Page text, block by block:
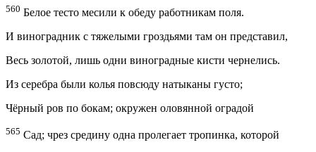
560 Белое тесто месили к обеду работникам поля.
И виноградник с тяжелыми гроздьями там он представил,
Весь золотой, лишь одни виноградные кисти чернелись.
Из серебра были колья повсюду натыканы густо;
Чёрный ров по бокам; окружен оловянной оградой
565 Сад; чрез средину одна пролегает тропинка, которой